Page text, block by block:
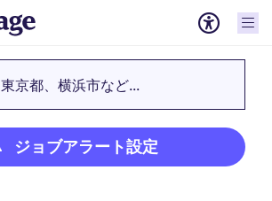
東京都、横浜市など...
ジョブアラート設定